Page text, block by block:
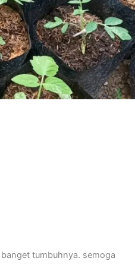
tumbuhnya. semoga